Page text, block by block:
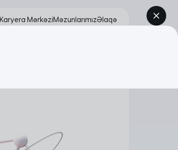
Karyera MərkəziMəzunlarımızƏlaqə